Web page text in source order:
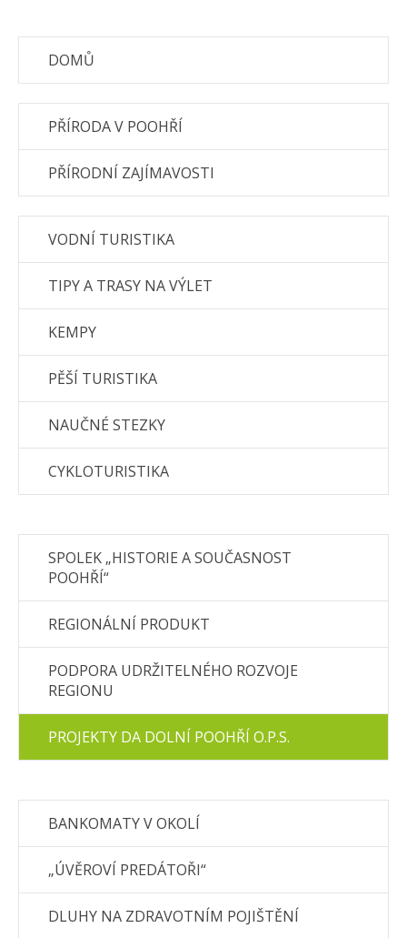
DOMŮ
PŘÍRODA V POOHŘÍ
PŘÍRODNÍ ZAJÍMAVOSTI
VODNÍ TURISTIKA
TIPY A TRASY NA VÝLET
KEMPY
PĚŠÍ TURISTIKA
NAUČNÉ STEZKY
CYKLOTURISTIKA
SPOLEK „HISTORIE A SOUČASNOST
POOHŘÍ“
REGIONÁLNÍ PRODUKT
PODPORA UDRŽITELNÉHO ROZVOJE
REGIONU
PROJEKTY DA DOLNÍ POOHŘÍ O.P.S.
BANKOMATY V OKOLÍ
„ÚVĚROVÍ PREDÁTOŘI“
DLUHY NA ZDRAVOTNÍM POJIŠTĚNÍ